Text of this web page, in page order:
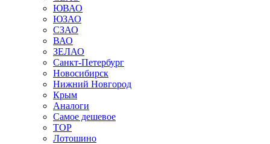
ЮВАО
ЮЗАО
СЗАО
ВАО
ЗЕЛАО
Санкт-Петербург
Новосибирск
Нижний Новгород
Крым
Аналоги
Самое дешевое
TOP
Лотошино